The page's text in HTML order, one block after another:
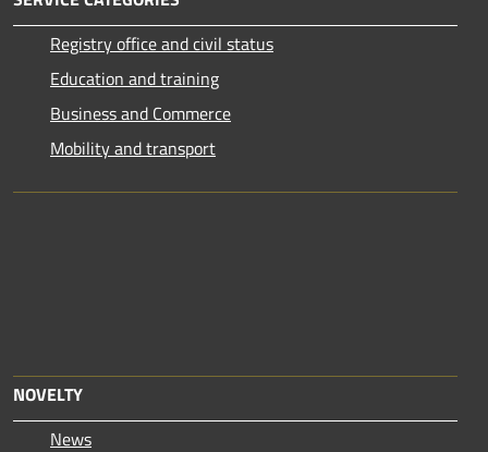
Registry office and civil status
Education and training
Business and Commerce
Mobility and transport
NOVELTY
News